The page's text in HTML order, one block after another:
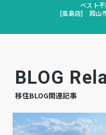
－
引渡時期 期日指定
ベスト
[高島店] 岡山
BLOG
移住BLOG関連記事